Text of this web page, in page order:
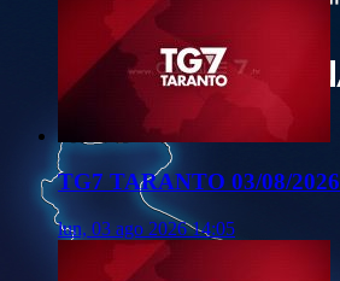
TG7 TARANTO 03/08/2026
lun, 03 ago 2026 14:05